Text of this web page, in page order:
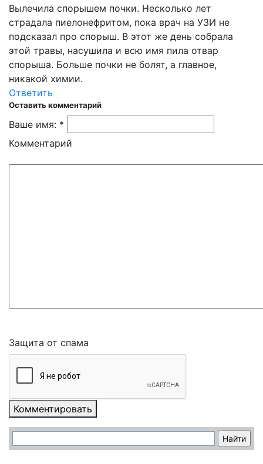
Вылечила спорышем почки. Несколько лет
страдала пиелонефритом, пока врач на УЗИ не
подсказал про спорыш. В этот же день собрала
этой травы, насушила и всю имя пила отвар
спорыша. Больше почки не болят, а главное,
никакой химии.
Ответить
Оставить комментарий
Ваше имя: *
Комментарий
Защита от спама
Комментировать